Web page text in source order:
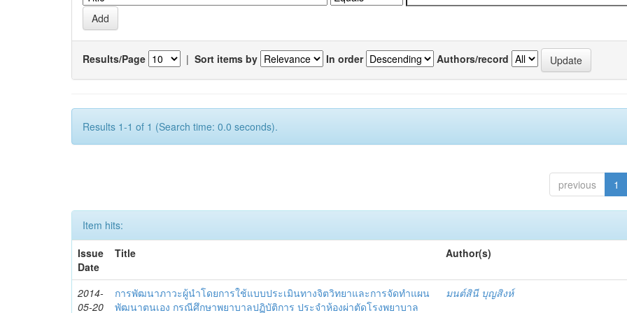
Results/Page | Sort items by In order Authors/record
Results 1-1 of 1 (Search time: 0.0 seconds).
previous 1
Item hits:
Issue
Date
Title Author(s)
2014-
05-20
การพัฒนาภาวะผู้นำโดยการใช้แบบประเมินทางจิตวิทยาและการจัดทำแผน
พัฒนาตนเอง กรณีศึกษาพยาบาลปฏิบัติการ ประจำห้องผ่าตัดโรงพยาบาล
มนต์สินี บุญสิงห์